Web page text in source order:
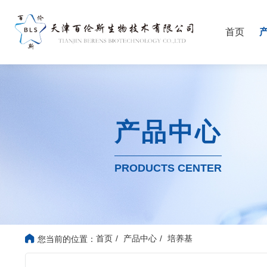
首页
产品中心
PRODUCTS CENTER
您当前的位置： 首页 产品中心 培养基